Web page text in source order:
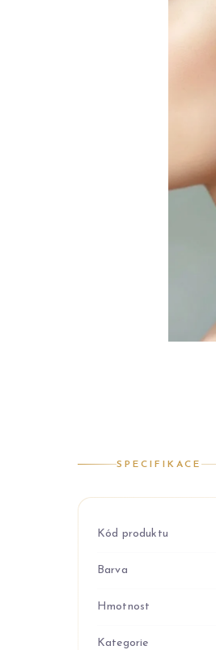
SPECIFIKACE
Kód produktu
Barva
Hmotnost
Kategorie